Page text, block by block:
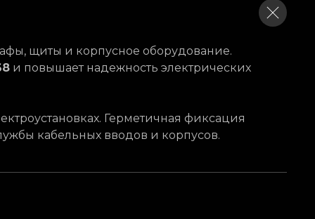
щиты и корпусное оборудование.
и повышает надежность электрических
Герметичная фиксация
кабельных вводов и корпусов.